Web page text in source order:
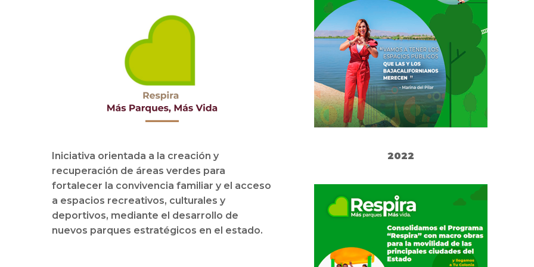
Iniciativa orientada a la creación y
recuperación de áreas verdes para
fortalecer la convivencia familiar y el acceso
a espacios recreativos, culturales y
deportivos, mediante el desarrollo de
nuevos parques estratégicos en el estado.
2022